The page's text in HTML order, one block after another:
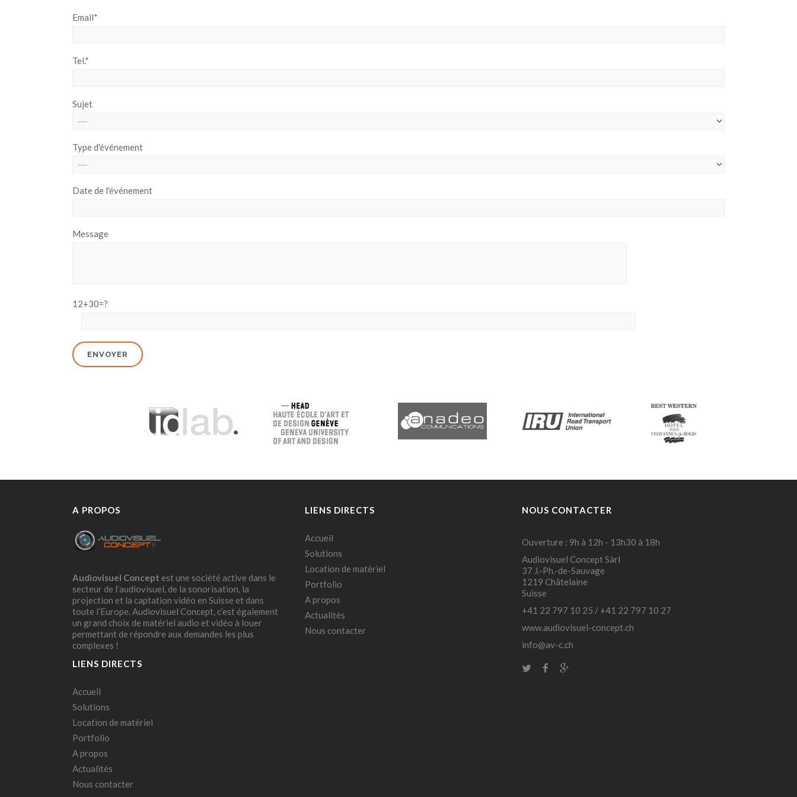
Email*
Tel.*
Sujet
Type d'événement
Date de l'événement
Message
12+30=?
A PROPOS
Audiovisuel Concept est une société active dans le
secteur de l’audiovisuel, de la sonorisation, la
projection et la captation vidéo en Suisse et dans
toute l’Europe. Audiovisuel Concept, c’est également
un grand choix de matériel audio et vidéo à louer
permettant de répondre aux demandes les plus
complexes !
LIENS DIRECTS
Accueil
Solutions
Location de matériel
Portfolio
A propos
Actualités
Nous contacter
LIENS DIRECTS
Accueil
Solutions
Location de matériel
Portfolio
A propos
Actualités
Nous contacter
NOUS CONTACTER
Ouverture : 9h à 12h - 13h30 à 18h
Audiovisuel Concept Sàrl
37 J.-Ph.-de-Sauvage
1219 Châtelaine
Suisse
+41 22 797 10 25 / +41 22 797 10 27
www.audiovisuel-concept.ch
info@av-c.ch